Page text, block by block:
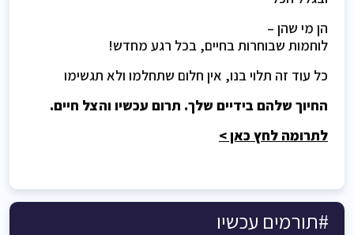
הן מי שהן –
לוחמות שבוחרות בחיים, בכל רגע מחדש!
כל עוד זה תלוי בנו, אין חלום שתחלמו ולא תגשימו
החיוך שלהם בידיים שלך. תרום עכשיו והצל חיים.
לתרומה לחץ כאן >
#תורמים עכשיו